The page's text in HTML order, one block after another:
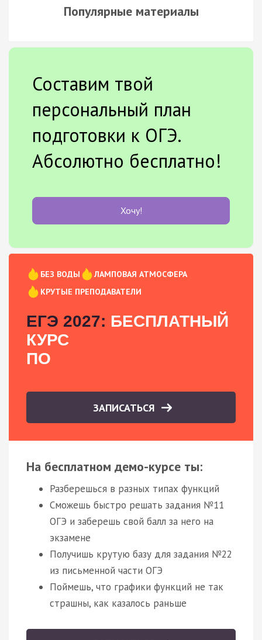
Популярные материалы
Составим твой
персональный план
подготовки к ОГЭ.
Абсолютно бесплатно!
Хочу!
БЕЗ ВОДЫ
ЛАМПОВАЯ АТМОСФЕРА
КРУТЫЕ ПРЕПОДАВАТЕЛИ
ЕГЭ 2027: БЕСПЛАТНЫЙ
КУРС
ПО
ЗАПИСАТЬСЯ
На бесплатном демо-курсе ты:
Разберешься в разных типах функций
Сможешь быстро решать задания №11
ОГЭ и заберешь свой балл за него на
экзамене
Получишь крутую базу для задания №22
из письменной части ОГЭ
Поймешь, что графики функций не так
страшны, как казалось раньше